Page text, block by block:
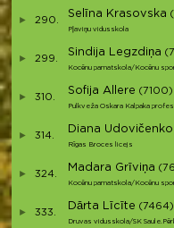
290.
Selīna Krasovska
Pļaviņu vidusskola
299.
Sindija Legzdiņa
Kocēnu pamatskola/Kocēnu
310.
Sofija Allere (7100)
Pulkveža Oskara Kalpaka
314.
Diana Udovičenko
Rīgas Broces licejs
324.
Madara Grīviņa
Kocēnu pamatskola/Kocēnu
333.
Dārta Līcīte (7464)
Druvas vidusskola/SK